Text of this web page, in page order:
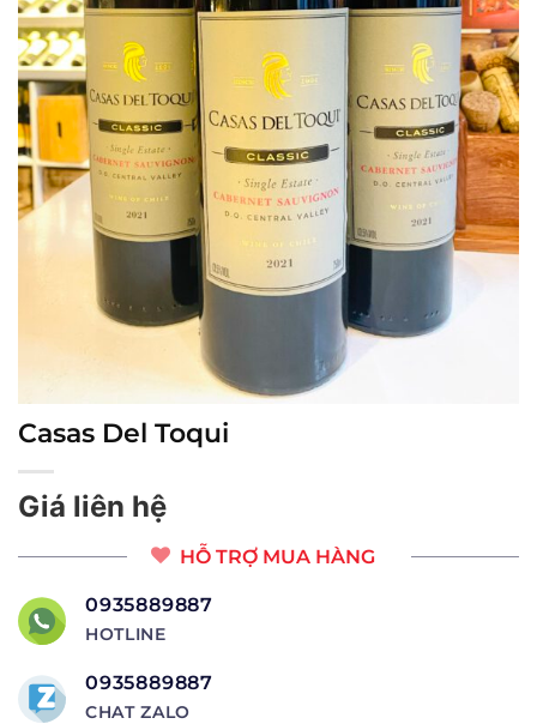
Casas Del Toqui
Giá liên hệ
HỖ TRỢ MUA HÀNG
0935889887
HOTLINE
0935889887
CHAT ZALO